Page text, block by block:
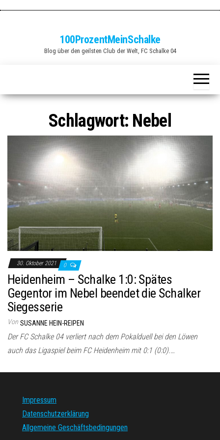
100ProzentMeinSchalke
Blog über den geilsten Club der Welt, FC Schalke 04
Schlagwort: Nebel
30. Oktober 2021 0
Heidenheim – Schalke 1:0: Spätes
Gegentor im Nebel beendet die Schalker
Siegesserie
Von SUSANNE HEIN-REIPEN
Der FC Schalke 04 verliert nach dem Pokalduell bei den Löwen
auch das Ligaspiel beim FC Heidenheim mit 0:1 (0:0).…
Impressum
Datenschutzerklärung
Allgemeine Geschäftsbedingungen